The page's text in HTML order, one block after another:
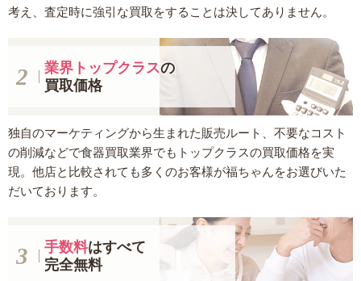
考え、査定時に強引な買取をすることは決してありません。
業界トップクラスの
買取価格
独自のマーケティングから生まれた販売ルート、不要なコスト
の削減などで食器買取業界でもトップクラスの買取価格を実
現。他店と比較されても多くのお客様が福ちゃんをお選びいた
だいております。
手数料はすべて
完全無料